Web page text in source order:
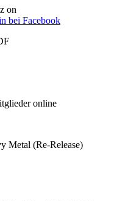
on
online
Metal (Re-Release)